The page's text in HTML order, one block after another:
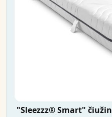
"Sleezzz® Smart"